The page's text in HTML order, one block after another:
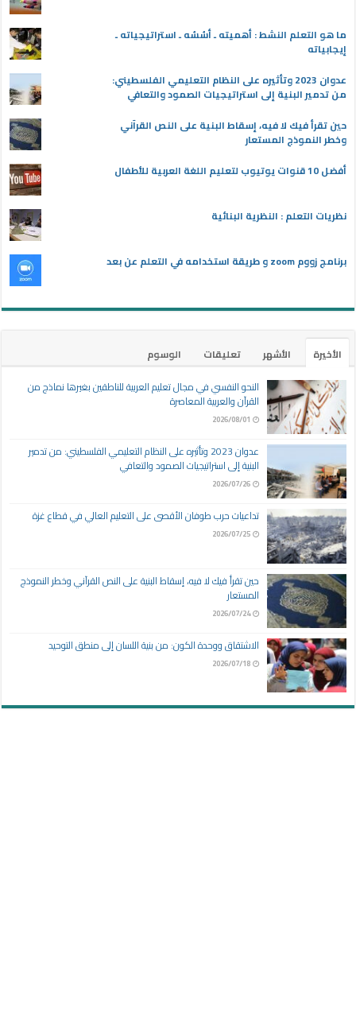
ما هو التعلم النشط : أهميته ـ أسُسُه ـ استراتيجياته ـ
إيجابياته
عدوان 2023 وتأثيره على النظام التعليمي الفلسطيني:
من تدمير البنية إلى استراتيجيات الصمود والتعافي
حين تقرأ فيك لا فيه، إسقاط البنية على النص القرآني
وخطر النموذج المستعار
أفضل 10 قنوات يوتيوب لتعليم اللغة العربية للأطفال
نظريات التعلم : النظرية البنائية
برنامج زووم zoom و طريقة استخدامه في التعلم عن بعد
الأخيرة الأشهر تعليقات
الوسوم
النحو النفسي في مجال تعليم العربية للناطقين بغيرها نماذج من
القرآن والعربية المعاصرة
2026/08/01
عدوان 2023 وتأثيره على النظام التعليمي الفلسطيني: من تدمير
البنية إلى استراتيجيات الصمود والتعافي
2026/07/26
تداعيات حرب طوفان الأقصى على التعليم العالي في قطاع غزة
2026/07/25
حين تقرأ فيك لا فيه، إسقاط البنية على النص القرآني وخطر النموذج
المستعار
2026/07/24
الاشتقاق ووحدة الكون: من بنية اللسان إلى منطق التوحيد
2026/07/18